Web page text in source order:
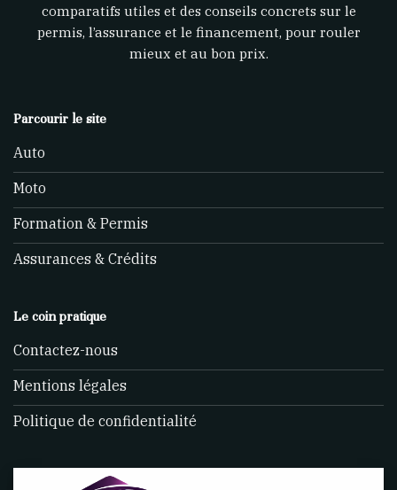
comparatifs utiles et des conseils concrets sur le
permis, l’assurance et le financement, pour rouler
mieux et au bon prix.
Parcourir le site
Auto
Moto
Formation & Permis
Assurances & Crédits
Le coin pratique
Contactez-nous
Mentions légales
Politique de confidentialité